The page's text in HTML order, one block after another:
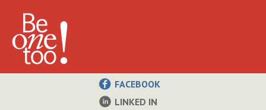
FACEBOOK
LINKED IN